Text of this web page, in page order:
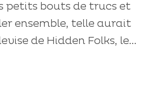
petits bouts de trucs et
ensemble, telle aurait
de Hidden Folks, le...